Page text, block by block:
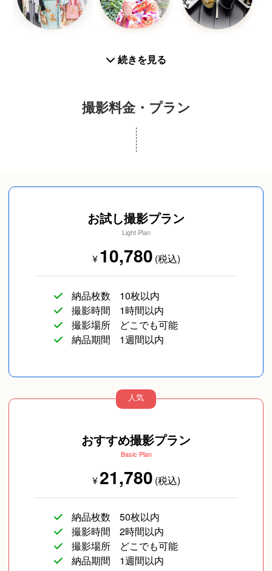
【遠方撮影について】
動時間や仕上げ作業を考慮し、おすすめプラン＋お
内容をご確認のうえ、ご相談いただけますと幸いで
り/当日撮り)
スナップ写真 カップルフォト
旅行 イベント/ライブ
続きを見る
撮影料金・プラン
お試し撮影プラン
Light Plan
¥10,780 (税込)
納品枚数
10枚以内
撮影時間
1時間以内
撮影場所
どこでも可能
納品期間
1週間以内
人気
おすすめ撮影プラン
Basic Plan
¥21,780 (税込)
納品枚数
50枚以内
撮影時間
2時間以内
撮影場所
どこでも可能
納品期間
1週間以内